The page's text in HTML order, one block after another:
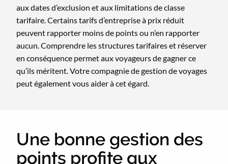
aux dates d’exclusion et aux limitations de classe
tarifaire. Certains tarifs d’entreprise à prix réduit
peuvent rapporter moins de points ou n’en rapporter
aucun. Comprendre les structures tarifaires et réserver
en conséquence permet aux voyageurs de gagner ce
qu’ils méritent. Votre compagnie de gestion de voyages
peut également vous aider à cet égard.
Une bonne gestion des
points profite aux